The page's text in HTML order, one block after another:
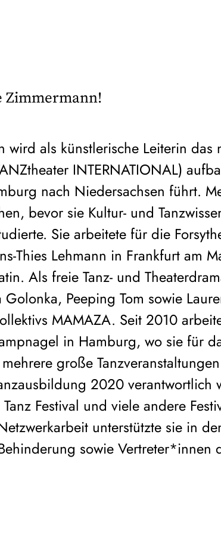
Zimmermann!
wird als künstlerische Leiterin das
INTERNATIONAL)
nach Niedersachsen führt.
bevor sie Kultur- und
Sie arbeitete für die
Thies Lehmann in Frankfurt am
Als freie Tanz- und
Peeping Tom sowie
MAMAZA. Seit 2010
in Hamburg, wo sie für
große
2020 verantwortlich
Festival und viele andere
unterstützte sie in
sowie Vertreter*innen